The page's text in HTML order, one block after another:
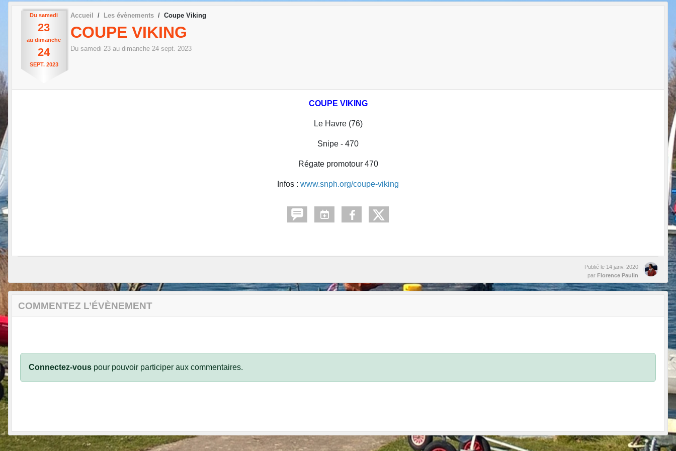
Du samedi
23
au dimanche
24
SEPT. 2023
Accueil Les évènements Coupe Viking
COUPE VIKING
Du samedi 23 au dimanche 24 sept. 2023
COUPE VIKING
Le Havre (76)
Snipe - 470
Régate promotour 470
Infos : www.snph.org/coupe-viking
Publié le 14 janv. 2020
par Florence Paulin
COMMENTEZ L’ÉVÈNEMENT
Connectez-vous pour pouvoir participer aux commentaires.